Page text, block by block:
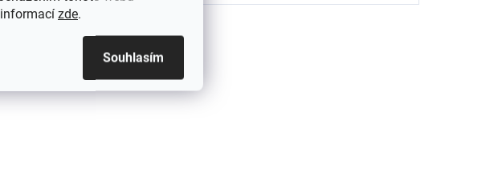
zde.
Souhlasím